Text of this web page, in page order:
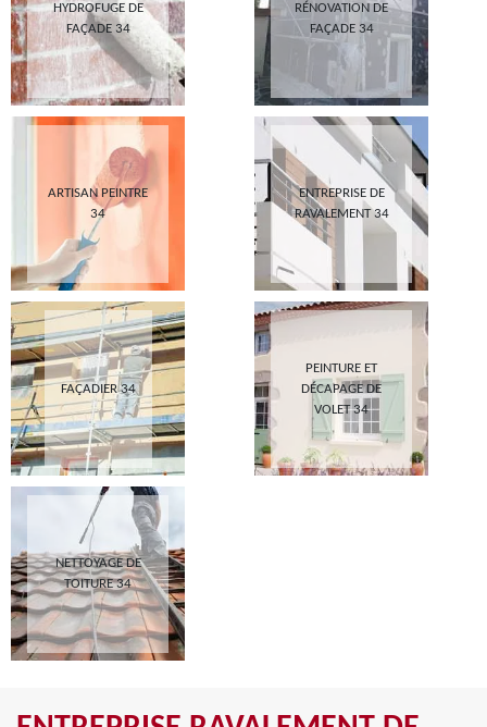
HYDROFUGE DE
FAÇADE 34
RÉNOVATION DE
FAÇADE 34
ARTISAN PEINTRE
34
ENTREPRISE DE
RAVALEMENT 34
FAÇADIER 34
PEINTURE ET
DÉCAPAGE DE
VOLET 34
NETTOYAGE DE
TOITURE 34